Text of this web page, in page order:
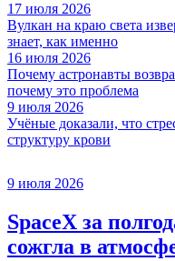
17 июля 2026
Вулкан на краю света
знает, как именно
16 июля 2026
Почему астронавты
почему это проблема
9 июля 2026
Учёные доказали, что
структуру крови
9 июля 2026
SpaceX за
сожгла в